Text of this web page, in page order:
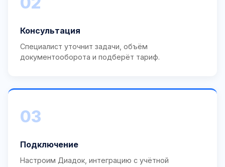
Консультация
Специалист уточнит задачи, объём
документооборота и подберёт тариф.
03
Подключение
Настроим Диадок, интеграцию с учётной